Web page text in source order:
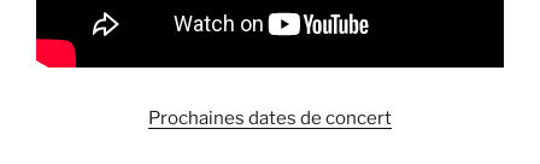
Prochaines dates de concert